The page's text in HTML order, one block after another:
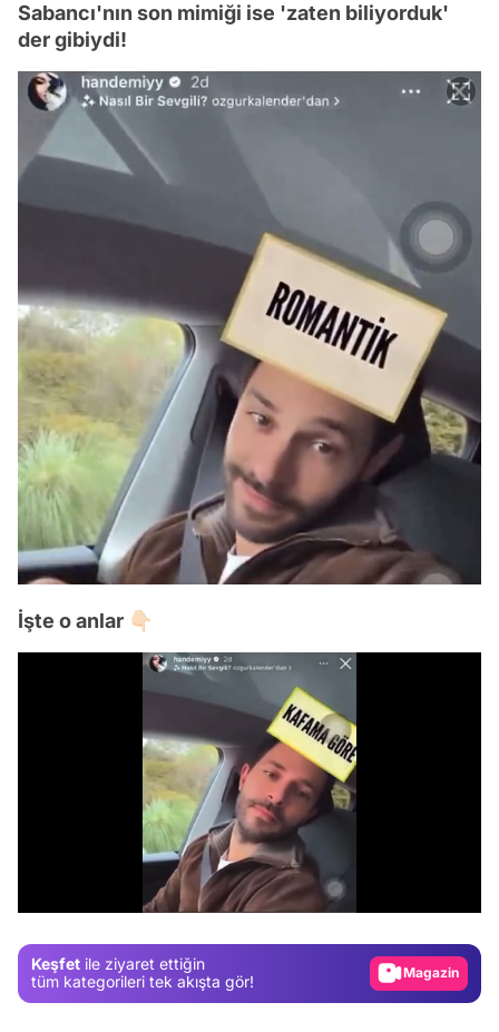
Sabancı'nın son mimiği ise 'zaten biliyorduk'
der gibiydi!
İşte o anlar 👇🏻
Keşfet ile ziyaret ettiğin
tüm kategorileri tek akışta gör!
Video